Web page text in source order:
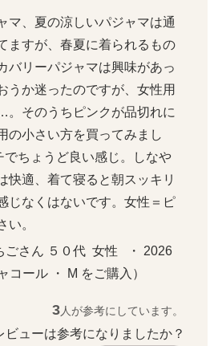
マ、夏の涼しいパジャマは通
ますが、春夏に着られるもの
バリーパジャマは興味があっ
うか迷ったのですが、女性用
。そのうちピンクが品切れに
の小さい方を買ってみまし
でちょうど良い感じ。しなや
快適、着て寝ると朝スッキリ
じなくはないです。女性＝ピ
い。
ごさん ５０代  女性   ・ 2026
コール ・ M をご購入）
3人が参考にしています。
ビューは参考になりましたか？